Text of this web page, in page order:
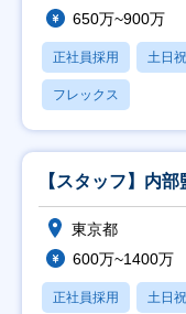
650万~900万
正社員採用 土日
フレックス
【スタッフ】内
東京都
600万~1400万
正社員採用 土日